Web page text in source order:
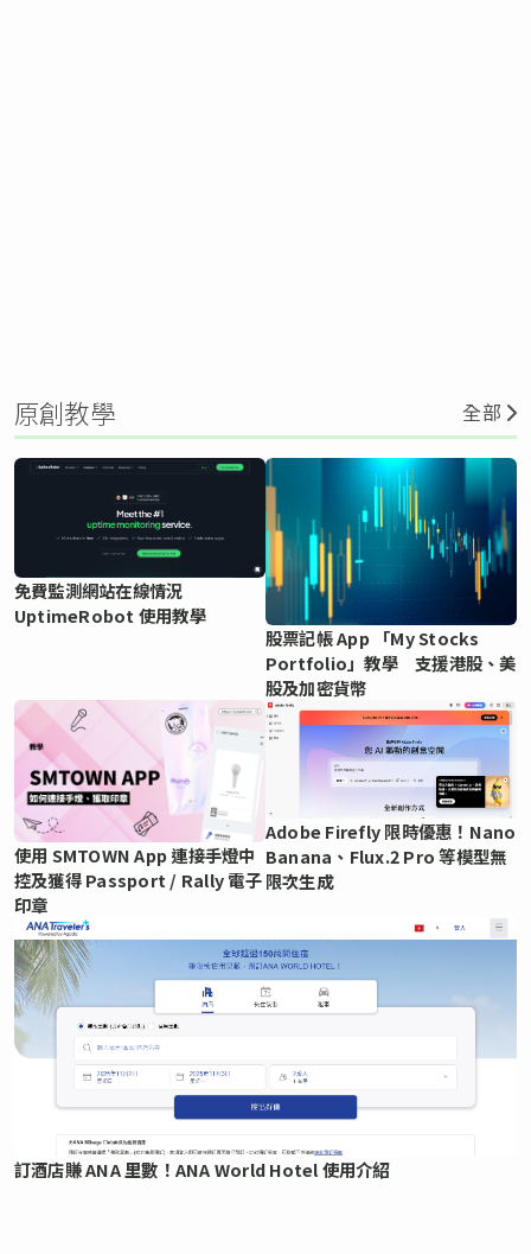
原創教學 全部
免費監測網站在線情況
UptimeRobot 使用教學
股票記帳 App 「My Stocks
Portfolio」教學 支援港股、美
股及加密貨幣
使用 SMTOWN App 連接手燈中
控及獲得 Passport / Rally 電子
印章
Adobe Firefly 限時優惠！Nano
Banana、Flux.2 Pro 等模型無
限次生成
訂酒店賺 ANA 里數！ANA World Hotel 使用介紹